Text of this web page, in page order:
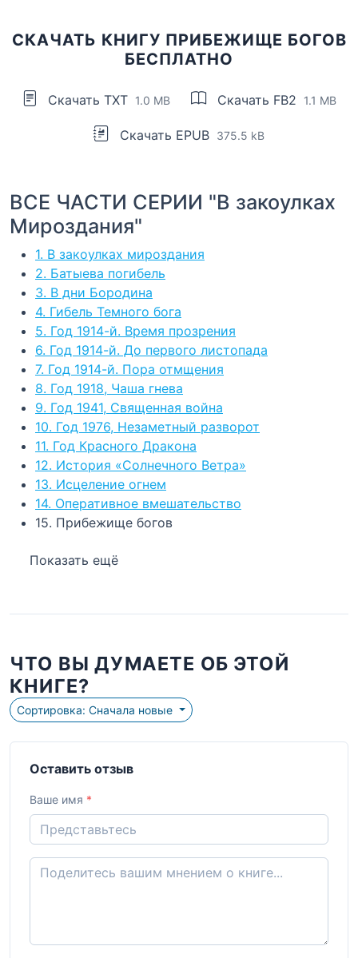
СКАЧАТЬ КНИГУ ПРИБЕЖИЩЕ БОГОВ
БЕСПЛАТНО
Скачать TXT 1.0 MB Скачать FB2 1.1 MB
Скачать EPUB 375.5 kB
ВСЕ ЧАСТИ СЕРИИ "В закоулках
Мироздания"
1. В закоулках мироздания
2. Батыева погибель
3. В дни Бородина
4. Гибель Темного бога
5. Год 1914-й. Время прозрения
6. Год 1914-й. До первого листопада
7. Год 1914-й. Пора отмщения
8. Год 1918, Чаша гнева
9. Год 1941, Священная война
10. Год 1976, Незаметный разворот
11. Год Красного Дракона
12. История «Солнечного Ветра»
13. Исцеление огнем
14. Оперативное вмешательство
15. Прибежище богов
Показать ещё
ЧТО ВЫ ДУМАЕТЕ ОБ ЭТОЙ
КНИГЕ?
Сортировка: Сначала новые
Оставить отзыв
Ваше имя *